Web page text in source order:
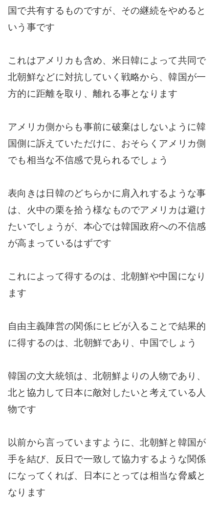
国で共有するものですが、その継続をやめると
いう事です
これはアメリカも含め、米日韓によって共同で
北朝鮮などに対抗していく戦略から、韓国が一
方的に距離を取り、離れる事となります
アメリカ側からも事前に破棄はしないように韓
国側に訴えていただけに、おそらくアメリカ側
でも相当な不信感で見られるでしょう
表向きは日韓のどちらかに肩入れするような事
は、火中の栗を拾う様なものでアメリカは避け
たいでしょうが、本心では韓国政府への不信感
が高まっているはずです
これによって得するのは、北朝鮮や中国になり
ます
自由主義陣営の関係にヒビが入ることで結果的
に得するのは、北朝鮮であり、中国でしょう
韓国の文大統領は、北朝鮮よりの人物であり、
北と協力して日本に敵対したいと考えている人
物です
以前から言っていますように、北朝鮮と韓国が
手を結び、反日で一致して協力するような関係
になってくれば、日本にとっては相当な脅威と
なります